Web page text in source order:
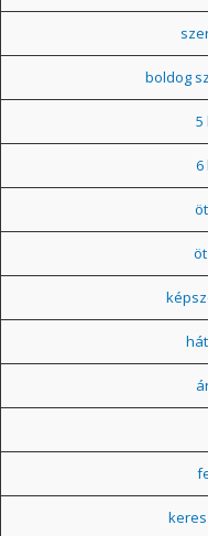
boldog
5
6